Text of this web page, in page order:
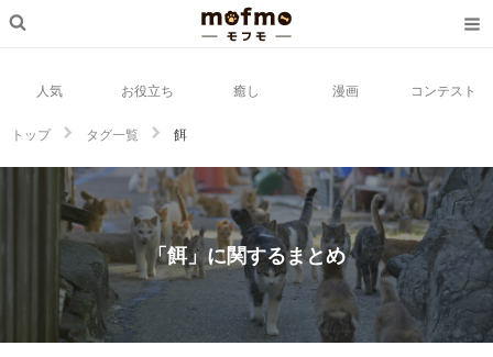
人気 お役立ち 癒し 漫画 コンテスト
トップ タグ一覧 餌
「餌」に関するまとめ